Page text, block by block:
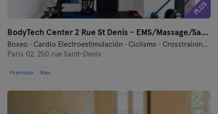
PLUS
BodyTech Center 2 Rue St Denis - EMS/Massage/Sauna
Boxeo · Cardio Electroestimulación · Ciclismo · Crosstraining · Electroestimulación · Entrenamiento Vibratorio · Fitness · Hyrox · Masajes · Meditación · Pilates · Relajación · Running · Yoga
Paris 02, 250 rue Saint-Denis
Premium Max